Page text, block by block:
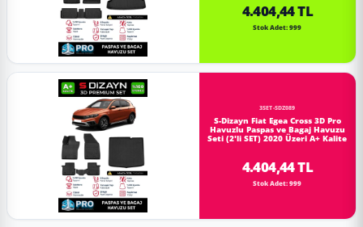
4.404,44 TL
Stok Adet: 999
3SET-SDZ089
S-Dizayn Fiat Egea Cross 3D Pro
Havuzlu Paspas ve Bagaj Havuzu
Seti (2'li SET) 2020 Üzeri A+ Kalite
4.404,44 TL
Stok Adet: 999